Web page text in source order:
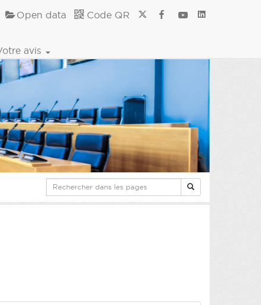
Open data Code QR
avis